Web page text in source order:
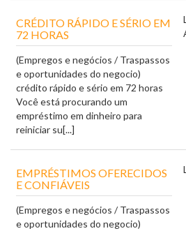
CRÉDITO RÁPIDO E SÉRIO EM
72 HORAS
(Empregos e negócios / Traspassos
e oportunidades do negocio)
crédito rápido e sério em 72 horas
Você está procurando um
empréstimo em dinheiro para
reiniciar su[...]
EMPRÉSTIMOS OFERECIDOS
E CONFIÁVEIS
(Empregos e negócios / Traspassos
e oportunidades do negocio)